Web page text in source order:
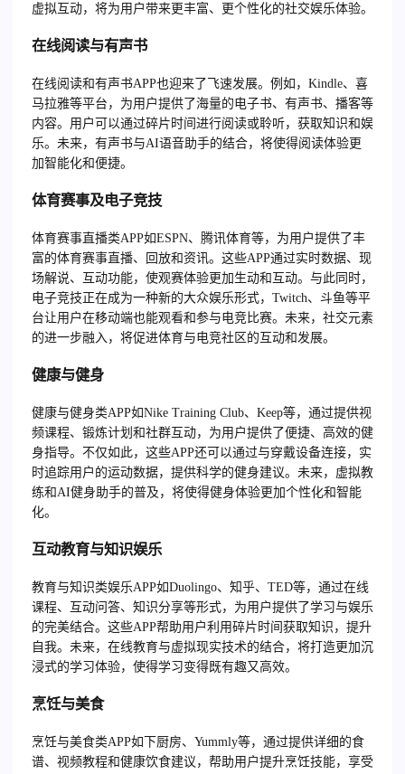
虚拟互动，将为用户带来更丰富、更个性化的社交娱乐体验。
在线阅读与有声书
在线阅读和有声书APP也迎来了飞速发展。例如，Kindle、喜
马拉雅等平台，为用户提供了海量的电子书、有声书、播客等
内容。用户可以通过碎片时间进行阅读或聆听，获取知识和娱
乐。未来，有声书与AI语音助手的结合，将使得阅读体验更
加智能化和便捷。
体育赛事及电子竞技
体育赛事直播类APP如ESPN、腾讯体育等，为用户提供了丰
富的体育赛事直播、回放和资讯。这些APP通过实时数据、现
场解说、互动功能，使观赛体验更加生动和互动。与此同时，
电子竞技正在成为一种新的大众娱乐形式，Twitch、斗鱼等平
台让用户在移动端也能观看和参与电竞比赛。未来，社交元素
的进一步融入，将促进体育与电竞社区的互动和发展。
健康与健身
健康与健身类APP如Nike Training Club、Keep等，通过提供视
频课程、锻炼计划和社群互动，为用户提供了便捷、高效的健
身指导。不仅如此，这些APP还可以通过与穿戴设备连接，实
时追踪用户的运动数据，提供科学的健身建议。未来，虚拟教
练和AI健身助手的普及，将使得健身体验更加个性化和智能
化。
互动教育与知识娱乐
教育与知识类娱乐APP如Duolingo、知乎、TED等，通过在线
课程、互动问答、知识分享等形式，为用户提供了学习与娱乐
的完美结合。这些APP帮助用户利用碎片时间获取知识，提升
自我。未来，在线教育与虚拟现实技术的结合，将打造更加沉
浸式的学习体验，使得学习变得既有趣又高效。
烹饪与美食
烹饪与美食类APP如下厨房、Yummly等，通过提供详细的食
谱、视频教程和健康饮食建议，帮助用户提升烹饪技能，享受